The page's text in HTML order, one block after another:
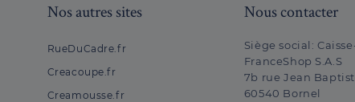
Nos autres sites
RueDuCadre.fr
Creacoupe.fr
Creamousse.fr
Nous contacter
Siège social:
FranceShop S.A.S
7b rue Jean
60540 Bornel